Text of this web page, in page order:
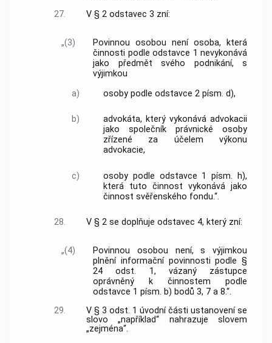
27.
V § 2 odstavec 3 zní:
„(3)
Povinnou osobou není osoba, která
činnosti podle odstavce 1 nevykonává
jako předmět svého podnikání, s
výjimkou
a)
osoby podle odstavce 2 písm. d),
b)
advokáta, který vykonává advokacii
jako společník právnické osoby
zřízené za účelem výkonu
advokacie,
c)
osoby podle odstavce 1 písm. h),
která tuto činnost vykonává jako
činnost svěřenského fondu.“.
28. V § 2 se doplňuje odstavec 4, který zní:
„(4)
Povinnou osobou není, s výjimkou
plnění informační povinnosti podle §
24 odst. 1, vázaný zástupce
oprávněný k činnostem podle
odstavce 1 písm. b) bodů 3, 7 a 8.“.
29.
V § 3 odst. 1 úvodní části ustanovení se
slovo „například“ nahrazuje slovem
„zejména“.